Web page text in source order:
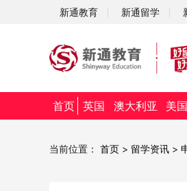
新通教育 新通留学
首页 英国 澳大利亚 美国
当前位置： 首页 > 留学资讯 >